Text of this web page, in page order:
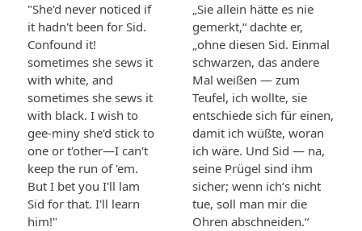
"She'd never noticed if
it hadn't been for Sid.
Confound it!
sometimes she sews it
with white, and
sometimes she sews it
with black. I wish to
gee-miny she'd stick to
one or t'other—I can't
keep the run of 'em.
But I bet you I'll lam
Sid for that. I'll learn
him!"
„Sie allein hätte es nie
gemerkt,“ dachte er,
„ohne diesen Sid. Einmal
schwarzen, das andere
Mal weißen — zum
Teufel, ich wollte, sie
entschiede sich für einen,
damit ich wüßte, woran
ich wäre. Und Sid — na,
seine Prügel sind ihm
sicher; wenn ich‘s nicht
tue, soll man mir die
Ohren abschneiden.“